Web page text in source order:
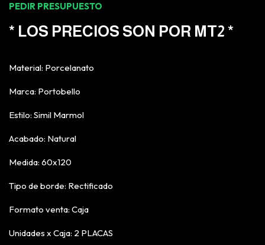
PEDIR PRESUPUESTO
* LOS PRECIOS SON POR MT2 *
Material: Porcelanato
Marca: Portobello
Estilo: Simil Marmol
Acabado: Natural
Medida: 60x120
Tipo de borde: Rectificado
Formato venta: Caja
Unidades x Caja: 2 PLACAS